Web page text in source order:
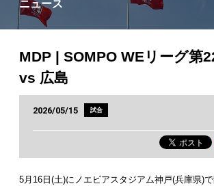
ニュース
MDP | SOMPO WEリーグ第
vs 広島
2026/05/15 試合
5月16日(土)にノエビアスタジアム神戸(兵庫県)で